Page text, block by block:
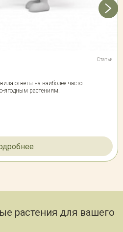
Статьи
ответы на наиболее часто
ягодным растениям.
растения для вашего